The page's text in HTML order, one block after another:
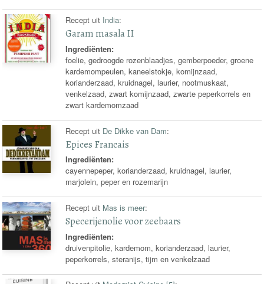
Recept uit India:
Garam masala II
Ingrediënten:
foelie, gedroogde rozenblaadjes, gemberpoeder, groene
kardemompeulen, kaneelstokje, komijnzaad,
korianderzaad, kruidnagel, laurier, nootmuskaat,
venkelzaad, zwart komijnzaad, zwarte peperkorrels en
zwart kardemomzaad
Recept uit De Dikke van Dam:
Epices Francais
Ingrediënten:
cayennepeper, korianderzaad, kruidnagel, laurier,
marjolein, peper en rozemarijn
Recept uit Mas is meer:
Specerijenolie voor zeebaars
Ingrediënten:
druivenpitolie, kardemom, korianderzaad, laurier,
peperkorrels, steranijs, tijm en venkelzaad